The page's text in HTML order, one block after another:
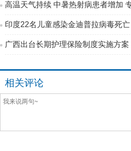
高温天气持续 中暑热射病患者增加
印度22名儿童感染金迪普拉病毒死亡
广西出台长期护理保险制度实施方案
相关评论